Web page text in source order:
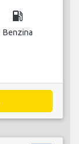
local_gas_station
Benzina